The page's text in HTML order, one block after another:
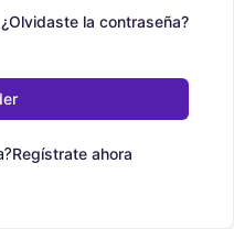
¿Olvidaste la contraseña?
Regístrate ahora